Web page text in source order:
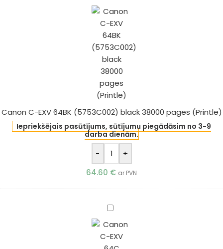
(5753C002)
black
38000
(Printle)
Canon C-EXV 64BK (5753C002) black 38000 pages (Printle)
Iepriekšējais pasūtījums, sūtījumu piegādāsim no 3-9
darba dienām.
-
+
64.60 € ar PVN
Canon
64C